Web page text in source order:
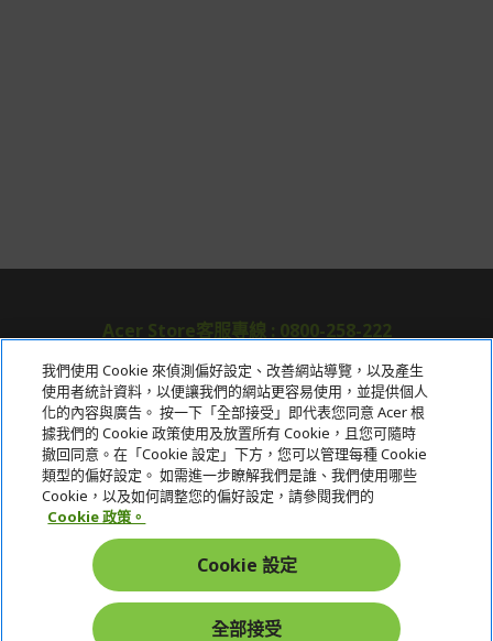
Acer Store客服專線 : 0800-258-222
關於宏碁
服務
宏碁網路商城
在社群上追蹤 Acer
我們使用 Cookie 來偵測偏好設定、改善網站導覽，以及產生
使用者統計資料，以便讓我們的網站更容易使用，並提供個人
化的內容與廣告。 按一下「全部接受」即代表您同意 Acer 根
據我們的 Cookie 政策使用及放置所有 Cookie，且您可隨時
撤回同意。在「Cookie 設定」下方，您可以管理每種 Cookie
類型的偏好設定。 如需進一步瞭解我們是誰、我們使用哪些
Cookie，以及如何調整您的偏好設定，請參閱我們的
Cookie 政策。
Cookie 設定
全部接受